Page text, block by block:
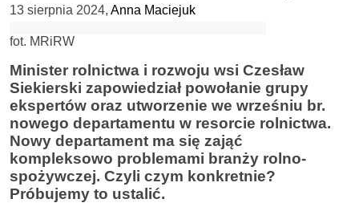
13 sierpnia 2024, Anna Maciejuk
fot. MRiRW
Minister rolnictwa i rozwoju wsi Czesław
Siekierski zapowiedział powołanie grupy
ekspertów oraz utworzenie we wrześniu br.
nowego departamentu w resorcie rolnictwa.
Nowy departament ma się zająć
kompleksowo problemami branży rolno-
spożywczej. Czyli czym konkretnie?
Próbujemy to ustalić.